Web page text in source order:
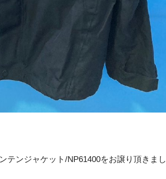
テンジャケット/NP61400をお譲り頂きまし